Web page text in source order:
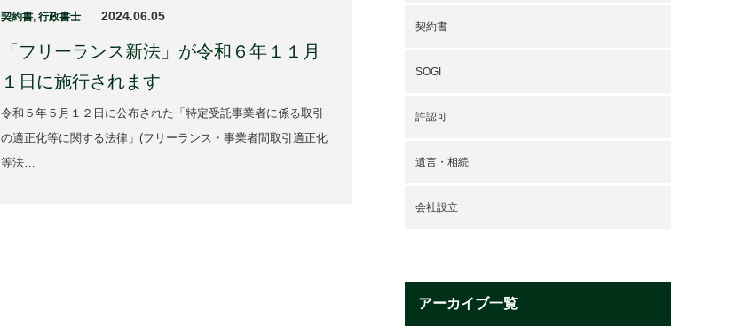
契約書, 行政書士 | 2024.06.05
「フリーランス新法」が令和６年１１月
１日に施行されます
令和５年５月１２日に公布された「特定受託事業者に係る取引
の適正化等に関する法律」(フリーランス・事業者間取引適正化
等法…
契約書
SOGI
許認可
遺言・相続
会社設立
アーカイブ一覧